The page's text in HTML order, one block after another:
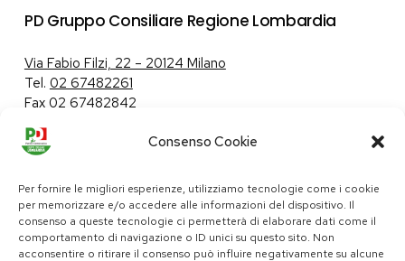
Consenso Cookie
Per fornire le migliori esperienze, utilizziamo tecnologie come i cookie
per memorizzare e/o accedere alle informazioni del dispositivo. Il
consenso a queste tecnologie ci permetterà di elaborare dati come il
comportamento di navigazione o ID unici su questo sito. Non
acconsentire o ritirare il consenso può influire negativamente su alcune
PD Gruppo Consiliare Regione Lombardia
Via Fabio Filzi, 22 – 20124 Milano
Tel. 02 67482261
Fax 02 67482842
Tutela dei dati personali|Politica sui cookie
pd@consiglio.regione.lombardia.it